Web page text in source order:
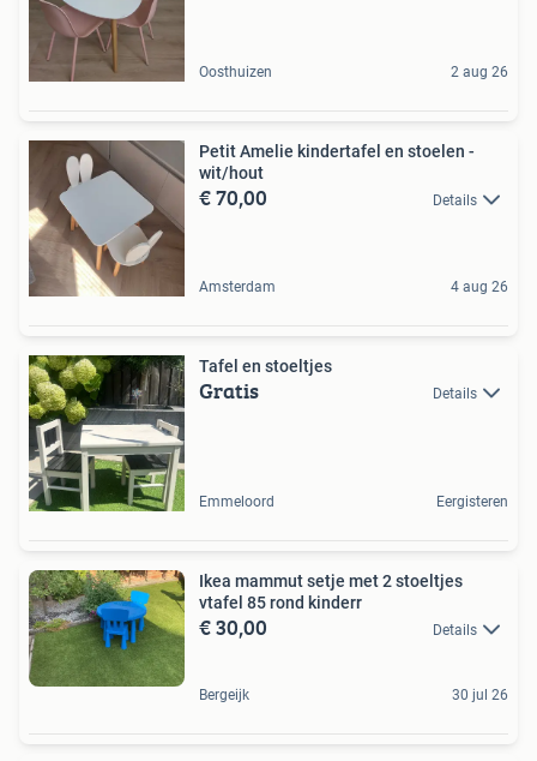
Oosthuizen 2 aug 26
Petit Amelie kindertafel en stoelen -
wit/hout
€ 70,00 Details
Amsterdam 4 aug 26
Tafel en stoeltjes
Gratis Details
Emmeloord Eergisteren
Ikea mammut setje met 2 stoeltjes
vtafel 85 rond kinderr
€ 30,00 Details
Bergeijk 30 jul 26